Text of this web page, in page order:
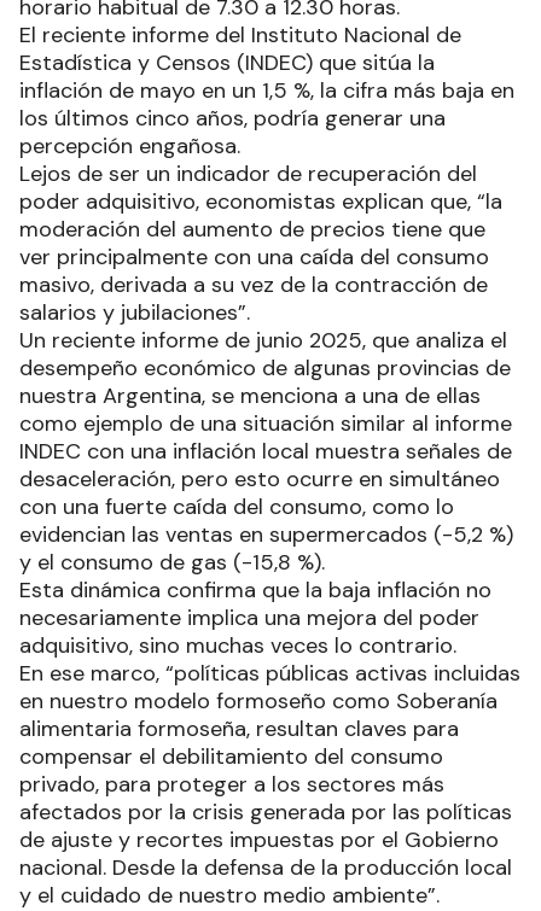
horario habitual de 7.30 a 12.30 horas.
El reciente informe del Instituto Nacional de
Estadística y Censos (INDEC) que sitúa la
inflación de mayo en un 1,5 %, la cifra más baja en
los últimos cinco años, podría generar una
percepción engañosa.
Lejos de ser un indicador de recuperación del
poder adquisitivo, economistas explican que, “la
moderación del aumento de precios tiene que
ver principalmente con una caída del consumo
masivo, derivada a su vez de la contracción de
salarios y jubilaciones”.
Un reciente informe de junio 2025, que analiza el
desempeño económico de algunas provincias de
nuestra Argentina, se menciona a una de ellas
como ejemplo de una situación similar al informe
INDEC con una inflación local muestra señales de
desaceleración, pero esto ocurre en simultáneo
con una fuerte caída del consumo, como lo
evidencian las ventas en supermercados (-5,2 %)
y el consumo de gas (-15,8 %).
Esta dinámica confirma que la baja inflación no
necesariamente implica una mejora del poder
adquisitivo, sino muchas veces lo contrario.
En ese marco, “políticas públicas activas incluidas
en nuestro modelo formoseño como Soberanía
alimentaria formoseña, resultan claves para
compensar el debilitamiento del consumo
privado, para proteger a los sectores más
afectados por la crisis generada por las políticas
de ajuste y recortes impuestas por el Gobierno
nacional. Desde la defensa de la producción local
y el cuidado de nuestro medio ambiente”.